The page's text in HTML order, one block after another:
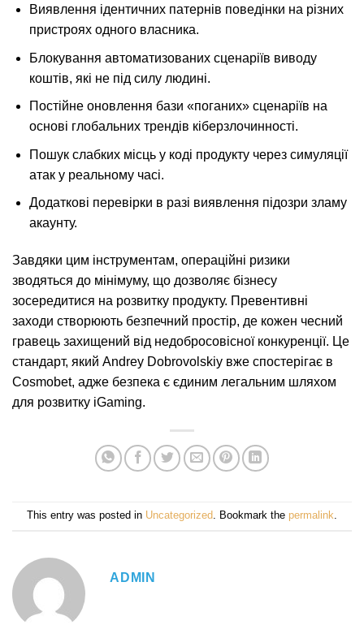
Виявлення ідентичних патернів поведінки на різних
пристроях одного власника.
Блокування автоматизованих сценаріїв виводу
коштів, які не під силу людині.
Постійне оновлення бази «поганих» сценаріїв на
основі глобальних трендів кіберзлочинності.
Пошук слабких місць у коді продукту через симуляції
атак у реальному часі.
Додаткові перевірки в разі виявлення підозри зламу
акаунту.
Завдяки цим інструментам, операційні ризики
зводяться до мінімуму, що дозволяє бізнесу
зосередитися на розвитку продукту. Превентивні
заходи створюють безпечний простір, де кожен чесний
гравець захищений від недобросовісної конкуренції. Це
стандарт, який Andrey Dobrovolskiy вже спостерігає в
Cosmobet, адже безпека є єдиним легальним шляхом
для розвитку iGaming.
This entry was posted in Uncategorized. Bookmark the permalink.
ADMIN